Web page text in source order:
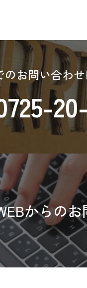
のお問い合わ
からの